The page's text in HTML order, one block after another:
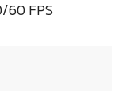
60 FPS